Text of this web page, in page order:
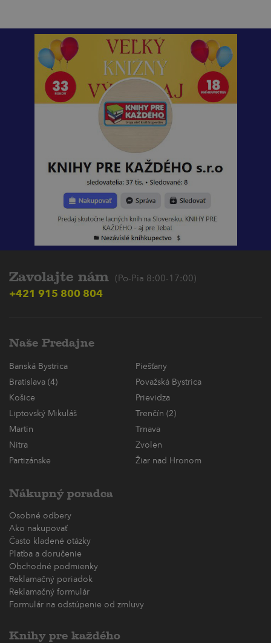
Zavolajte nám (Po-Pia 8:00-17:00)
+421 915 800 804
Naše Predajne
Banská Bystrica
Piešťany
Bratislava (4)
Považská Bystrica
Košice
Prievidza
Liptovský Mikuláš
Trenčín (2)
Martin
Trnava
Nitra
Zvolen
Partizánske
Žiar nad Hronom
Nákupný poradca
Osobné odbery
Ako nakupovať
Často kladené otázky
Platba a doručenie
Obchodné podmienky
Reklamačný poriadok
Reklamačný formulár
Formulár na odstúpenie od zmluvy
Knihy pre každého